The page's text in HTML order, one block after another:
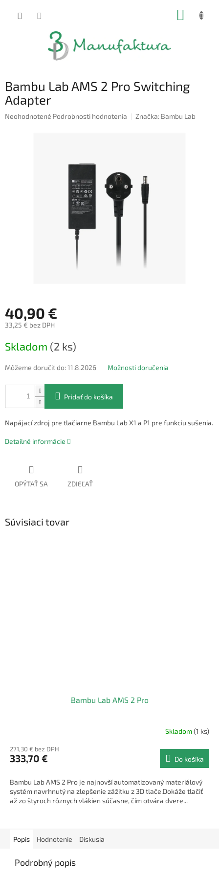
Bambu Lab AMS 2 Pro Switching
Adapter
Priemerné
Neohodnotené Podrobnosti hodnotenia Značka: Bambu Lab
40,90 €
33,25 € bez DPH
cena:
Skladom (2 ks)
Môžeme doručiť do:11.8.2026 Možnosti doručenia
Pridať do košíka
Napájací zdroj pre tlačiarne Bambu Lab X1 a P1 pre funkciu sušenia.
Detailné informácie
OPÝTAŤ SA ZDIEĽAŤ
Súvisiaci tovar
Bambu Lab AMS 2 Pro
Skladom(1 ks)
271,30 € bez DPH
333,70 € Do košíka
Bambu Lab AMS 2 Pro je najnovší automatizovaný materiálový
systém navrhnutý na zlepšenie zážitku z 3D tlače.Dokáže tlačiť
až zo štyroch rôznych vlákien súčasne, čím otvára dvere...
Popis Hodnotenie Diskusia
Podrobný popis